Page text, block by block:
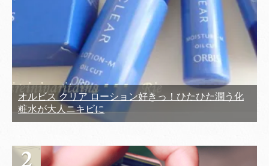
オルビス クリア ローション好きっ！ひたひた潤う化
粧水が大人ニキビに